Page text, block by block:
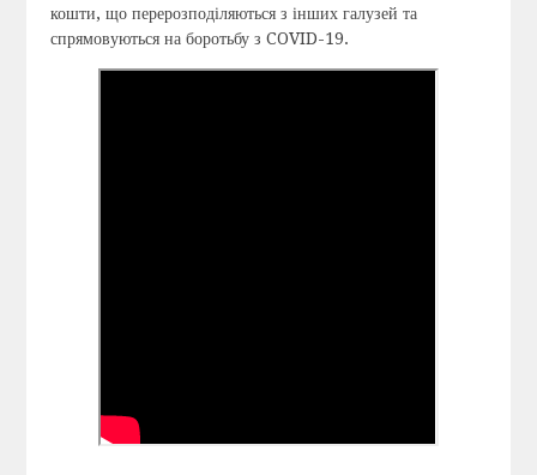
кошти, що перерозподіляються з інших галузей та
спрямовуються на боротьбу з COVID-19.